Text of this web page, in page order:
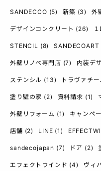
SANDECCO (5) 新築 (3) 外
デザインコンクリート (26)
STENCIL (8) SANDECOART
外壁リノベ専門店 (7) 内装デ
ステンシル (13) トラヴァチー
塗り壁の家 (2) 資料請求 (1)
外壁リフォーム (1) キャンペ
店舗 (2) LINE (1)
sandecojapan (7) ドア (2)
エフェクトウインド (4) ヴィ